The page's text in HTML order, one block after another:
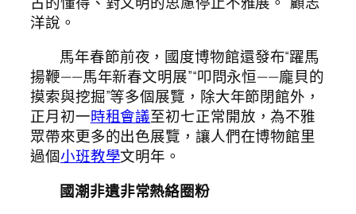
洋說。
馬年春節前夜，國度博物館還發布“躍馬
揚鞭——馬年新春文明展”“叩問永恒——龐貝的
摸索與挖掘”等多個展覽，除大年節閉館外，
正月初一時租會議至初七正常開放，為不雅
眾帶來更多的出色展覽，讓人們在博物館里
過個小班教學文明年。
國潮非遺非常熱絡圈粉